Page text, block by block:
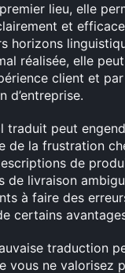
lieu, elle
et
horizons
réalisée, elle
client et
d’entreprise.
traduit peut
de la frustration
de
de livraison
à faire des
certains
traduction
vous ne valorisez